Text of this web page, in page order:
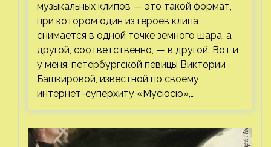
музыкальных клипов — это такой формат,
при котором один из героев клипа
снимается в одной точке земного шара, а
другой, соответственно, — в другой. Вот и
у меня, петербургской певицы Виктории
Башкировой, известной по своему
интернет-суперхиту «Мусюсю»,…